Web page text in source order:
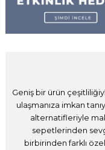
Geniş bir ürün
ulaşmanıza imkan
alternatifleriyle
sepetlerinden
birbirinden farklı